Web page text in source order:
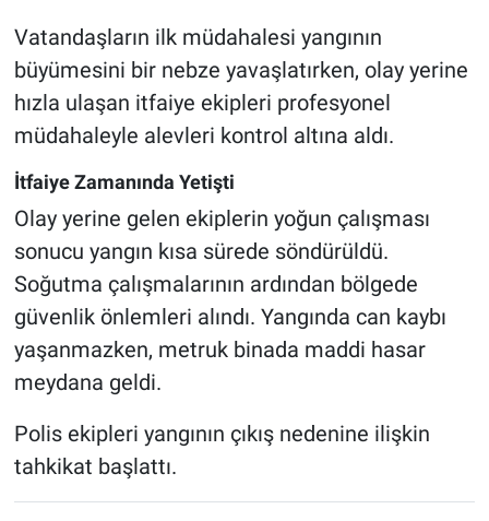
Vatandaşların ilk müdahalesi yangının
büyümesini bir nebze yavaşlatırken, olay yerine
hızla ulaşan itfaiye ekipleri profesyonel
müdahaleyle alevleri kontrol altına aldı.
İtfaiye Zamanında Yetişti
Olay yerine gelen ekiplerin yoğun çalışması
sonucu yangın kısa sürede söndürüldü.
Soğutma çalışmalarının ardından bölgede
güvenlik önlemleri alındı. Yangında can kaybı
yaşanmazken, metruk binada maddi hasar
meydana geldi.
Polis ekipleri yangının çıkış nedenine ilişkin
tahkikat başlattı.